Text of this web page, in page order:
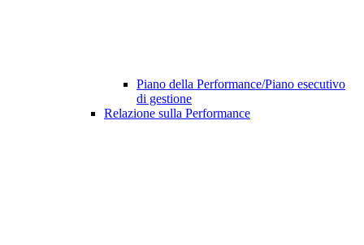
Piano della Performance/Piano esecutivo
di gestione
Relazione sulla Performance